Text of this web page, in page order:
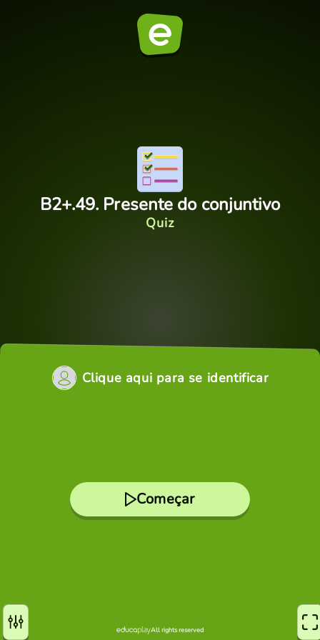
B2+.49. Presente do conjuntivo
Quiz
Clique aqui para se identificar
Começar
All rights reserved